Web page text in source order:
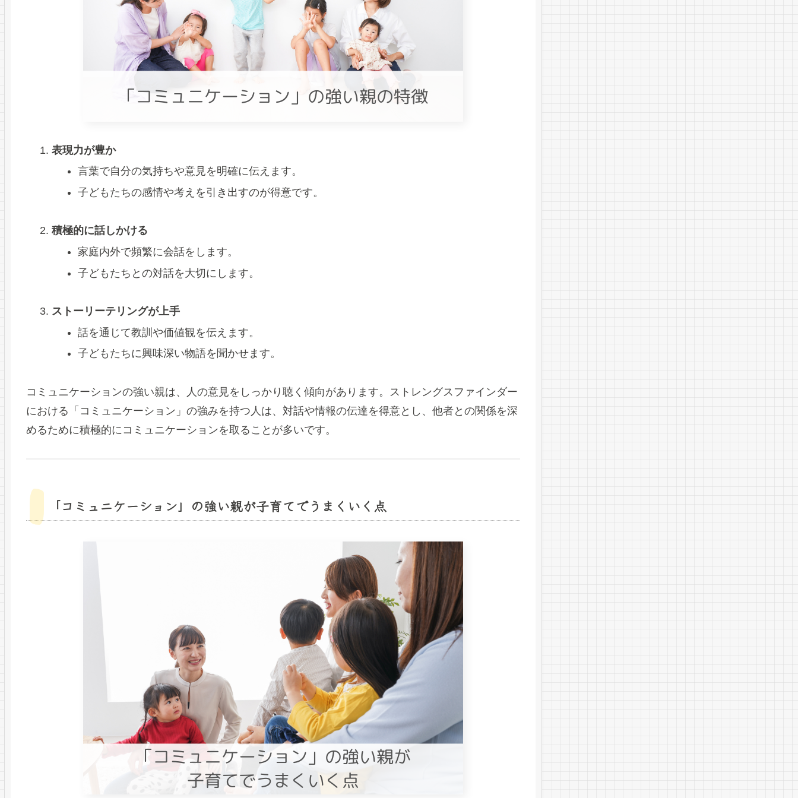
表現力が豊か
言葉で自分の気持ちや意見を明確に伝えます。
子どもたちの感情や考えを引き出すのが得意です。
積極的に話しかける
家庭内外で頻繁に会話をします。
子どもたちとの対話を大切にします。
ストーリーテリングが上手
話を通じて教訓や価値観を伝えます。
子どもたちに興味深い物語を聞かせます。
コミュニケーションの強い親は、人の意見をしっかり聴く傾向があります。ストレングスファインダー
における「コミュニケーション」の強みを持つ人は、対話や情報の伝達を得意とし、他者との関係を深
めるために積極的にコミュニケーションを取ることが多いです。
「コミュニケーション」の強い親が子育てでうまくいく点